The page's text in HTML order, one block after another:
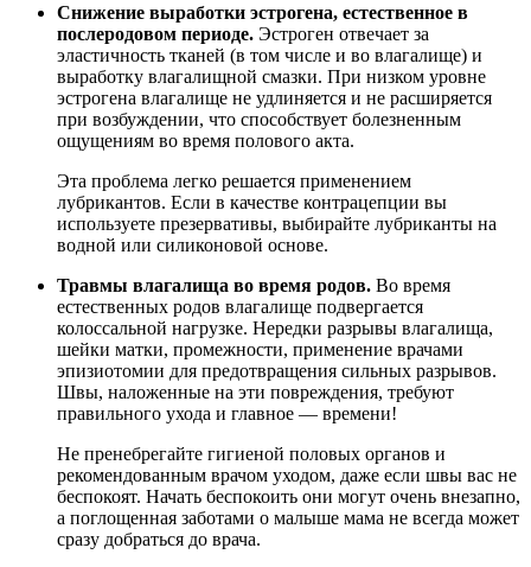
Снижение выработки эстрогена, естественное в
послеродовом периоде. Эстроген отвечает за
эластичность тканей (в том числе и во влагалище) и
выработку влагалищной смазки. При низком уровне
эстрогена влагалище не удлиняется и не расширяется
при возбуждении, что способствует болезненным
ощущениям во время полового акта.
Эта проблема легко решается применением
лубрикантов. Если в качестве контрацепции вы
используете презервативы, выбирайте лубриканты на
водной или силиконовой основе.
Травмы влагалища во время родов. Во время
естественных родов влагалище подвергается
колоссальной нагрузке. Нередки разрывы влагалища,
шейки матки, промежности, применение врачами
эпизиотомии для предотвращения сильных разрывов.
Швы, наложенные на эти повреждения, требуют
правильного ухода и главное — времени!
Не пренебрегайте гигиеной половых органов и
рекомендованным врачом уходом, даже если швы вас не
беспокоят. Начать беспокоить они могут очень внезапно,
а поглощенная заботами о малыше мама не всегда может
сразу добраться до врача.